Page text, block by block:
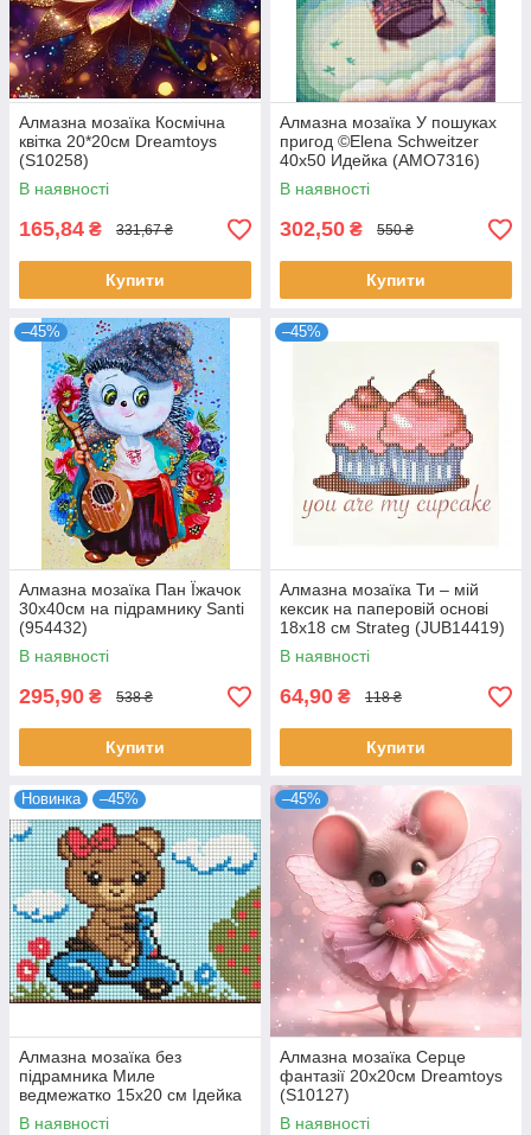
Алмазна мозаїка Космічна
квітка 20*20см Dreamtoys
(S10258)
В наявності
165,84 ₴ 331,67 ₴
Купити
Алмазна мозаїка У пошуках
пригод ©Elena Schweitzer
40х50 Идейка (AMO7316)
В наявності
302,50 ₴ 550 ₴
Купити
–45%
Алмазна мозаїка Пан Їжачок
30x40см на підрамнику Santi
(954432)
В наявності
295,90 ₴ 538 ₴
Купити
–45%
Алмазна мозаїка Ти – мій
кексик на паперовій основі
18х18 см Strateg (JUB14419)
В наявності
64,90 ₴ 118 ₴
Купити
Новинка –45%
Алмазна мозаїка без
підрамника Миле
ведмежатко 15х20 см Ідейка
(AMM1079)
В наявності
–45%
Алмазна мозаїка Серце
фантазії 20x20см Dreamtoys
(S10127)
В наявності